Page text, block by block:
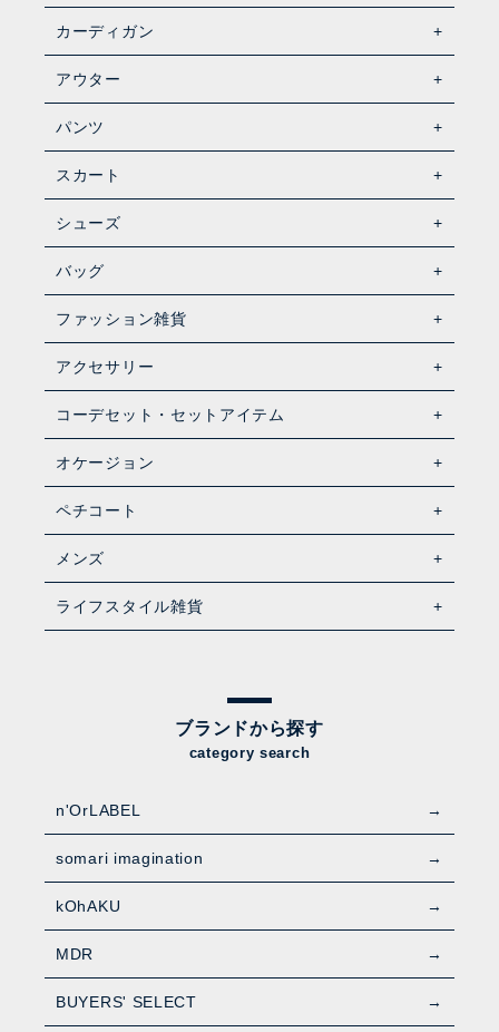
カーディガン
アウター
パンツ
スカート
シューズ
バッグ
ファッション雑貨
アクセサリー
コーデセット・セットアイテム
オケージョン
ペチコート
メンズ
ライフスタイル雑貨
ブランドから探す
category search
n'OrLABEL
somari imagination
kOhAKU
MDR
BUYERS' SELECT